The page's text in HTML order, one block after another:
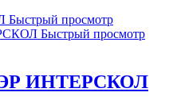
Быстрый просмотр
Быстрый просмотр
ИНТЕРСКОЛ